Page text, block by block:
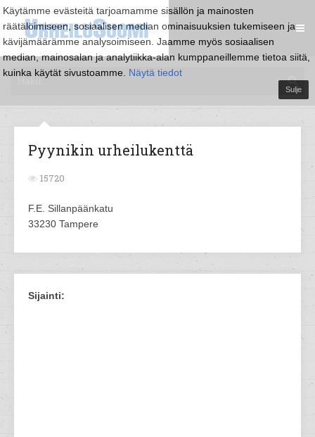
Käytämme evästeitä tarjoamamme sisällön ja mainosten
räätälöimiseen, sosiaalisen median ominaisuuksien tukemiseen ja
kävijämäärämme analysoimiseen. Jaamme myös sosiaalisen
median, mainosalan ja analytiikka-alan kumppaneillemme tietoa siitä,
kuinka käytät sivustoamme. Näytä tiedot
Sulje
Pyynikin urheilukenttä
15720
F.E. Sillanpäänkatu
33230 Tampere
Sijainti: